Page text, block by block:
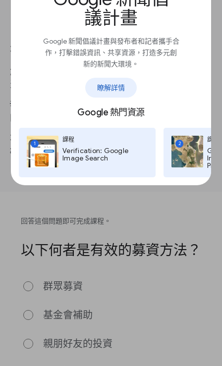
議計畫
Google 新聞倡議計畫與發布者和記者攜手合
作，打擊錯誤資訊、共享資源，打造多元創
新的新聞大環境。
瞭解詳情
Google 熱門資源
1
課程
Verification: Google
Image Search
2
課程
Pro,
通常不會要求償還資金
如機構規模擴大，外部投資者可以是額外資
不同的外部投資者有何差異？
創業投資公司和天使投資人都會取得股份。不過，
天使投資者通常不會參與機構的日常運作。
💡 最佳做法：尋找過去所投資產品類似你自家產品
的創業投資公司。
不要好高騖遠，為了合理化大型投資，而過快擴大
機構規模。
回答這個問題即可完成課程。
以下何者是有效的募資方法？
群眾募資
基金會補助
親朋好友的投資